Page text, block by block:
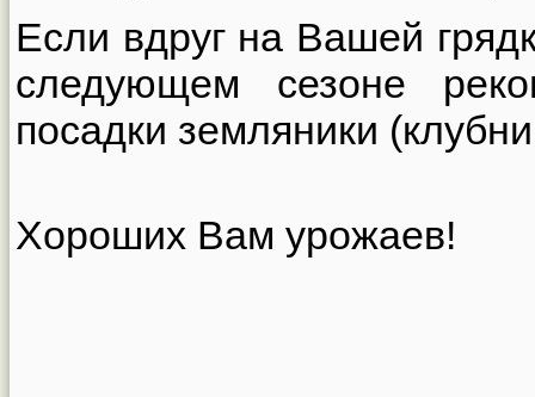
Если вдруг на Вашей
следующем сезоне
посадки земляники
Хороших Вам урожаев!